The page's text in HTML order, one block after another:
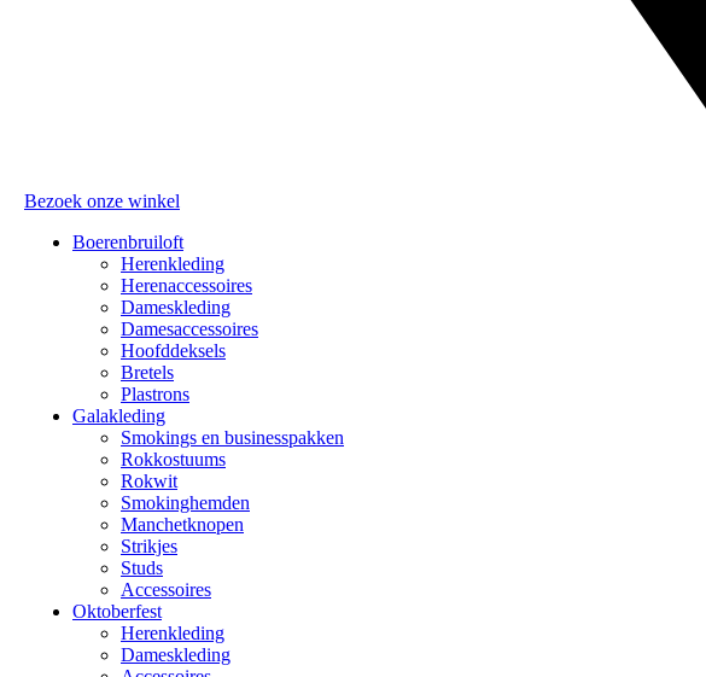
Bezoek onze winkel
Boerenbruiloft
Herenkleding
Herenaccessoires
Dameskleding
Damesaccessoires
Hoofddeksels
Bretels
Plastrons
Galakleding
Smokings en businesspakken
Rokkostuums
Rokwit
Smokinghemden
Manchetknopen
Strikjes
Studs
Accessoires
Oktoberfest
Herenkleding
Dameskleding